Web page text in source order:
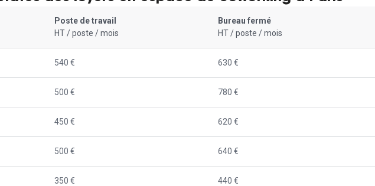
Poste de travail
HT / poste / mois
Bureau fermé
HT / poste / mois
540 € 630 €
500 € 780 €
450 € 620 €
500 € 640 €
350 € 440 €